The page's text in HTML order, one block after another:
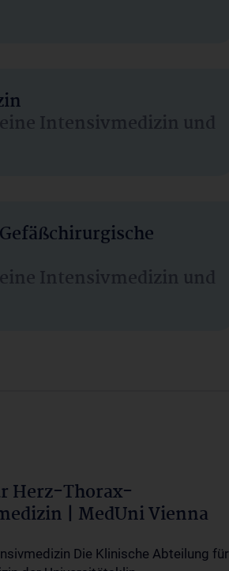
Intensivmedizin und
Intensivmedizin und
Herz-Thorax-
| MedUni Vienna
Die Klinische Abteilung für